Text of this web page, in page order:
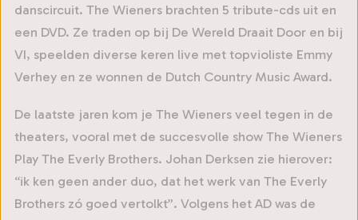
danscircuit. The Wieners brachten 5 tribute-cds uit en
een DVD. Ze traden op bij De Wereld Draait Door en bij
VI, speelden diverse keren live met topvioliste Emmy
Verhey en ze wonnen de Dutch Country Music Award.
De laatste jaren kom je The Wieners veel tegen in de
theaters, vooral met de succesvolle show The Wieners
Play The Everly Brothers. Johan Derksen zie hierover:
“ik ken geen ander duo, dat het werk van The Everly
Brothers zó goed vertolkt”. Volgens het AD was de